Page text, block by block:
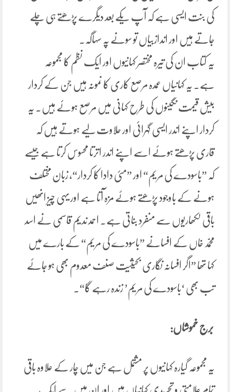
کی بنت ایسی ہے کہ آپ یکے بعد دیگرے پڑھتے ہی چلے
جاتے ہیں اور اندازبیاں تو سونے پہ سہاگہ۔
یہ کتاب ان کی تیرہ مختصر کہانیوں اور ایک نظم کا مجموعہ
ہے۔ یہ کہانیاں عمدہ مرصع کاری کا نمونہ ہیں جن کے کردار
بیش قیمت نگینوں کی طرح کہانی میں مرصع ہوئے ہیں۔ یہ
کردار اپنے اندر ایسی گہرائی اور حلاوت لیے ہوتے ہیں کہ
قاری پڑھتے ہوئے اسے اپنے اندر اترتا محسوس کرتا ہے جیسے
کہ ”باسودے کی مریم“ اور ”مئی دادا کا کردار“، زبان مختلف
ہونے کے باوجود پڑھتے ہوئے مزہ آتا ہے اور یہی چیز انھیں
باقی لکھاریوں سے منفرد بناتی ہے۔ احمد ندیم قاسمی نے اسد
محمّد خاں کے افسانے ”باسودے کی مریم“ کے بارے میں
کہا تھا ”اگر افسانہ نگاری بحیثیت صنف معدوم بھی ہو جائے
تب بھی ‘باسودے کی مریم’ زندہ رہے گا“۔
برج خموشاں:
یہ مجموعہ گیارہ کہانیوں پر مشتمل ہے جن میں چار کے علاوہ باقی
تمام علامتی و تجریدی کہانیاں ہیں اور ان میں سے ایک